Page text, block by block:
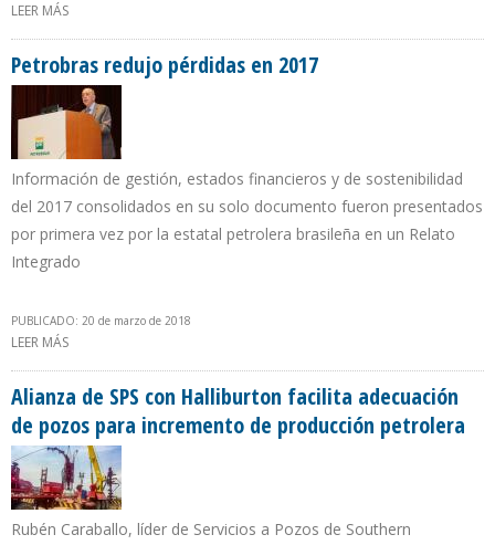
LEER MÁS
Petrobras redujo pérdidas en 2017
Información de gestión, estados financieros y de sostenibilidad
del 2017 consolidados en su solo documento fueron presentados
por primera vez por la estatal petrolera brasileña en un Relato
Integrado
PUBLICADO: 20 de marzo de 2018
LEER MÁS
Alianza de SPS con Halliburton facilita adecuación
de pozos para incremento de producción petrolera
Rubén Caraballo, líder de Servicios a Pozos de Southern